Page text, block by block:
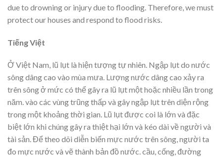
due to drowning or injury due to flooding. Therefore, we must
protect our houses and respond to flood risks.
Tiếng Việt
Ở Việt Nam, lũ lụt là hiện tượng tự nhiên. Ngập lụt do nước
sông dâng cao vào mùa mưa. Lượng nước dâng cao xảy ra
trên sông ở mức có thể gây ra lũ lụt một hoặc nhiều lần trong
năm. vào các vùng trũng thấp và gây ngập lụt trên diện rộng
trong một khoảng thời gian. Lũ lụt được coi là lớn và đặc
biệt lớn khi chúng gây ra thiệt hại lớn và kéo dài về người và
tài sản. Để theo dõi diễn biến mực nước trên sông, người ta
đo mực nước và vẽ thành bản đồ nước. cầu, cống, đường